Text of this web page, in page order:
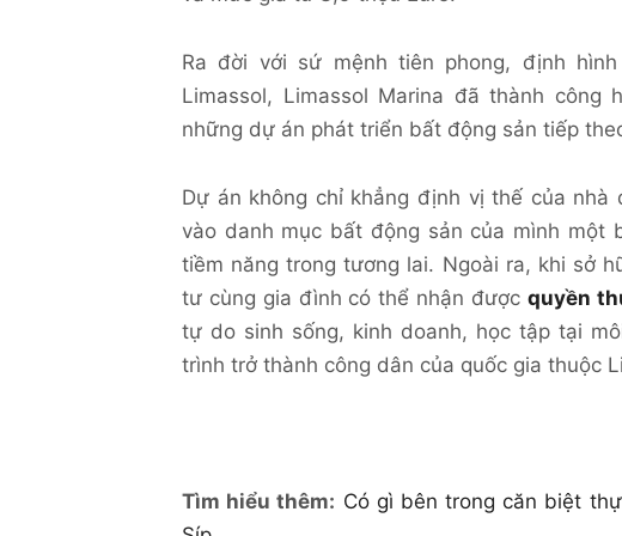
Ra đời với sứ mệnh tiên phong, định
Limassol, Limassol Marina đã thành
những dự án phát triển bất động sản tiếp
Dự án không chỉ khẳng định vị thế của
vào danh mục bất động sản của mình một
tiềm năng trong tương lai. Ngoài ra, khi sở
tư cùng gia đình có thể nhận được quyền
tự do sinh sống, kinh doanh, học tập tại
trình trở thành công dân của quốc gia thuộc
Tìm hiểu thêm: Có gì bên trong căn biệt